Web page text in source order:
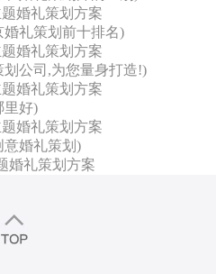
婚礼策划方案
礼策划前十排名)
婚礼策划方案
公司,为您量身打造!)
婚礼策划方案
里好)
婚礼策划方案
意婚礼策划)
婚礼策划方案